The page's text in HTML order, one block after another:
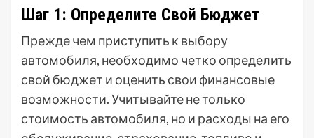
Шаг 1: Определите Свой Бюджет
Прежде чем приступить к выбору
автомобиля, необходимо четко определить
свой бюджет и оценить свои финансовые
возможности. Учитывайте не только
стоимость автомобиля, но и расходы на его